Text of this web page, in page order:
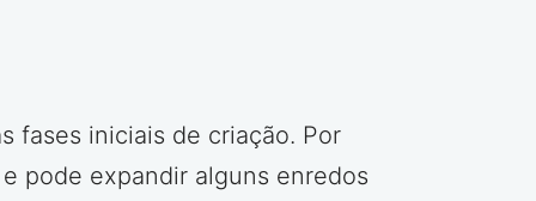
fases iniciais de criação. Por
pode expandir alguns enredos